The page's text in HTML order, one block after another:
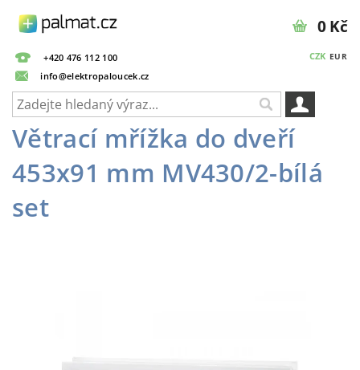
+420 476 112 100
info@elektropaloucek.cz
CZK EUR
0 Kč
Větrací mřížka do dveří
453x91 mm MV430/2-bílá
set